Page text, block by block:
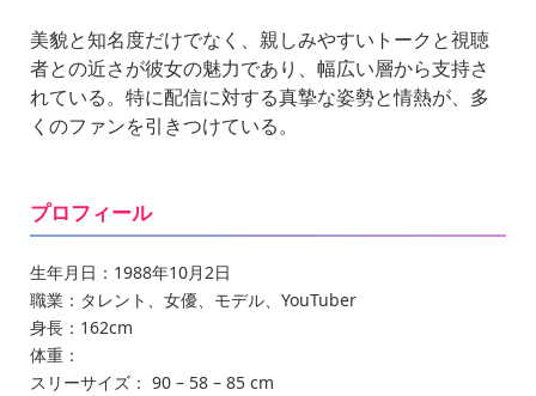
美貌と知名度だけでなく、親しみやすいトークと視聴
者との近さが彼女の魅力であり、幅広い層から支持さ
れている。特に配信に対する真摯な姿勢と情熱が、多
くのファンを引きつけている。
プロフィール
生年月日：1988年10月2日
職業：タレント、女優、モデル、YouTuber
身長：162cm
体重：
スリーサイズ： 90 – 58 – 85 cm